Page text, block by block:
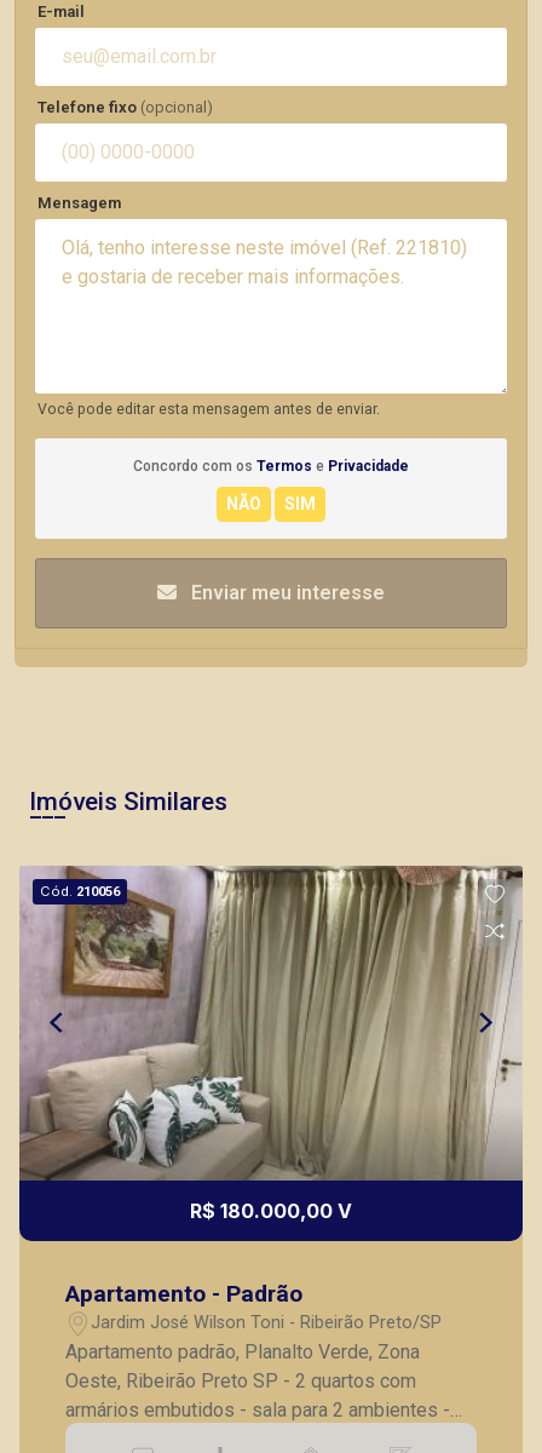
E-mail
Telefone fixo (opcional)
Mensagem
Você pode editar esta mensagem antes de enviar.
Concordo com os Termos e Privacidade
Enviar meu interesse
Imóveis Similares
Cód. 210056
R$ 180.000,00 V
Apartamento - Padrão
Jardim José Wilson Toni - Ribeirão Preto/SP
Apartamento padrão, Planalto Verde, Zona
Oeste, Ribeirão Preto SP - 2 quartos com
armários embutidos - sala para 2 ambientes -
cozinha planejada - banheiro social completo -